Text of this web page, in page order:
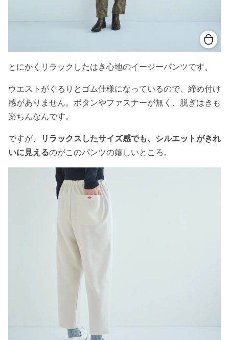
とにかくリラックしたはき心地のイージーパンツです。
ウエストがぐるりとゴム仕様になっているので、締め付け
感がありません。ボタンやファスナーが無く、脱ぎはきも
楽ちんなんです。
ですが、
リラックスしたサイズ感でも、シルエットがきれ
いに見えるのがこのパンツの嬉しいところ。